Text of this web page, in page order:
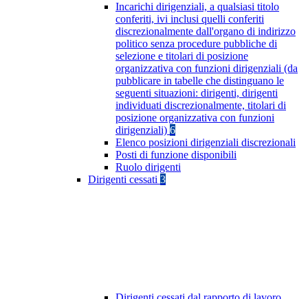
Incarichi dirigenziali, a qualsiasi titolo
conferiti, ivi inclusi quelli conferiti
discrezionalmente dall'organo di indirizzo
politico senza procedure pubbliche di
selezione e titolari di posizione
organizzativa con funzioni dirigenziali (da
pubblicare in tabelle che distinguano le
seguenti situazioni: dirigenti, dirigenti
individuati discrezionalmente, titolari di
posizione organizzativa con funzioni
dirigenziali) 6
Elenco posizioni dirigenziali discrezionali
Posti di funzione disponibili
Ruolo dirigenti
Dirigenti cessati 3